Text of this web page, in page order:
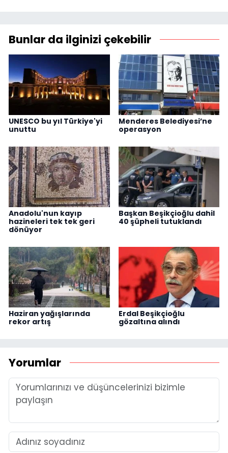
Bunlar da ilginizi çekebilir
UNESCO bu yıl Türkiye'yi
unuttu
Menderes Belediyesi’ne
operasyon
Anadolu'nun kayıp
hazineleri tek tek geri
dönüyor
Başkan Beşikçioğlu dahil
40 şüpheli tutuklandı
Haziran yağışlarında
rekor artış
Erdal Beşikçioğlu
gözaltına alındı
Yorumlar